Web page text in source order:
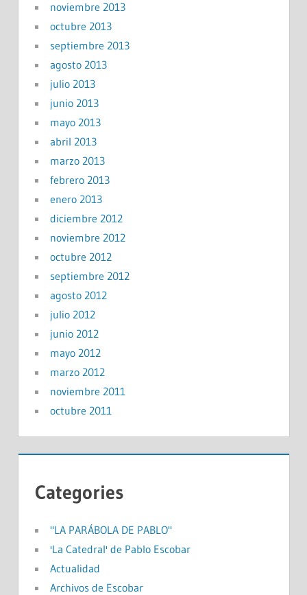
noviembre 2013
octubre 2013
septiembre 2013
agosto 2013
julio 2013
junio 2013
mayo 2013
abril 2013
marzo 2013
febrero 2013
enero 2013
diciembre 2012
noviembre 2012
octubre 2012
septiembre 2012
agosto 2012
julio 2012
junio 2012
mayo 2012
marzo 2012
noviembre 2011
octubre 2011
Categories
"LA PARÁBOLA DE PABLO"
'La Catedral' de Pablo Escobar
Actualidad
Archivos de Escobar